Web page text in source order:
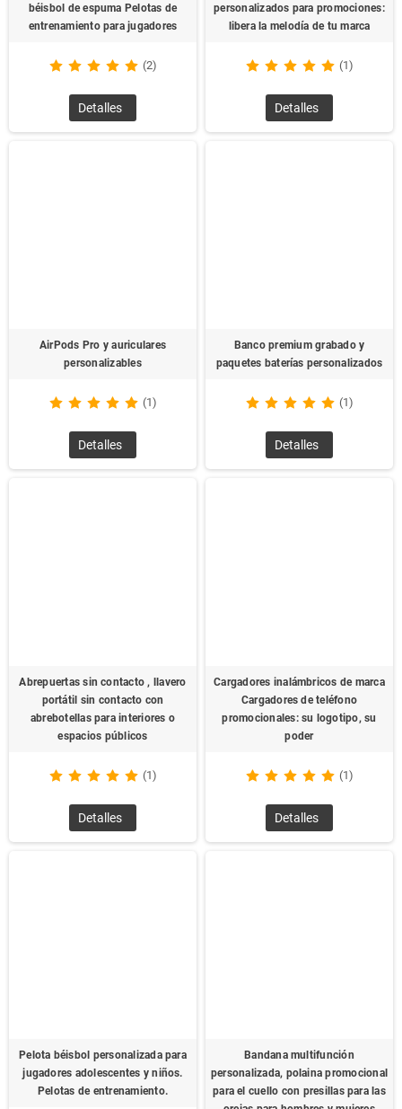
béisbol de espuma Pelotas de
entrenamiento para jugadores
(2)
Detalles
personalizados para promociones:
libera la melodía de tu marca
(1)
Detalles
AirPods Pro y auriculares
personalizables
(1)
Detalles
Banco premium grabado y
paquetes baterías personalizados
(1)
Detalles
Abrepuertas sin contacto , llavero
portátil sin contacto con
abrebotellas para interiores o
espacios públicos
(1)
Detalles
Cargadores inalámbricos de marca
Cargadores de teléfono
promocionales: su logotipo, su
poder
(1)
Detalles
Pelota béisbol personalizada para
jugadores adolescentes y niños.
Pelotas de entrenamiento.
Bandana multifunción
personalizada, polaina promocional
para el cuello con presillas para las